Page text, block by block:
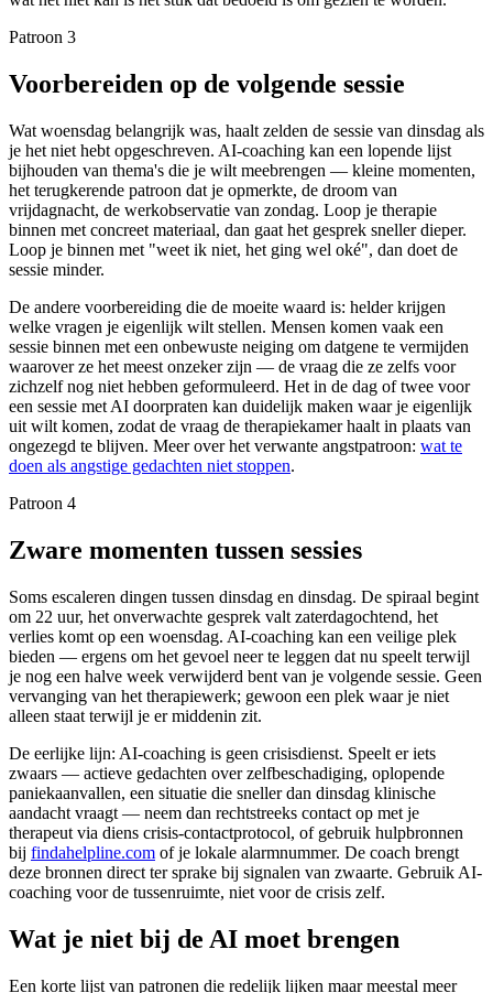
Patroon 3
Voorbereiden op de volgende sessie
Wat woensdag belangrijk was, haalt zelden de sessie van dinsdag als
je het niet hebt opgeschreven. AI-coaching kan een lopende lijst
bijhouden van thema's die je wilt meebrengen — kleine momenten,
het terugkerende patroon dat je opmerkte, de droom van
vrijdagnacht, de werkobservatie van zondag. Loop je therapie
binnen met concreet materiaal, dan gaat het gesprek sneller dieper.
Loop je binnen met "weet ik niet, het ging wel oké", dan doet de
sessie minder.
De andere voorbereiding die de moeite waard is: helder krijgen
welke vragen je eigenlijk wilt stellen. Mensen komen vaak een
sessie binnen met een onbewuste neiging om datgene te vermijden
waarover ze het meest onzeker zijn — de vraag die ze zelfs voor
zichzelf nog niet hebben geformuleerd. Het in de dag of twee voor
een sessie met AI doorpraten kan duidelijk maken waar je eigenlijk
uit wilt komen, zodat de vraag de therapiekamer haalt in plaats van
ongezegd te blijven. Meer over het verwante angstpatroon: wat te
doen als angstige gedachten niet stoppen.
Patroon 4
Zware momenten tussen sessies
Soms escaleren dingen tussen dinsdag en dinsdag. De spiraal begint
om 22 uur, het onverwachte gesprek valt zaterdagochtend, het
verlies komt op een woensdag. AI-coaching kan een veilige plek
bieden — ergens om het gevoel neer te leggen dat nu speelt terwijl
je nog een halve week verwijderd bent van je volgende sessie. Geen
vervanging van het therapiewerk; gewoon een plek waar je niet
alleen staat terwijl je er middenin zit.
De eerlijke lijn: AI-coaching is geen crisisdienst. Speelt er iets
zwaars — actieve gedachten over zelfbeschadiging, oplopende
paniekaanvallen, een situatie die sneller dan dinsdag klinische
aandacht vraagt — neem dan rechtstreeks contact op met je
therapeut via diens crisis-contactprotocol, of gebruik hulpbronnen
bij findahelpline.com of je lokale alarmnummer. De coach brengt
deze bronnen direct ter sprake bij signalen van zwaarte. Gebruik AI-
coaching voor de tussenruimte, niet voor de crisis zelf.
Wat je niet bij de AI moet brengen
Een korte lijst van patronen die redelijk lijken maar meestal meer